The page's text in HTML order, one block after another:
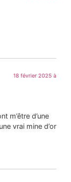
18 février 2025 à
m’être d’une
vrai mine d’or